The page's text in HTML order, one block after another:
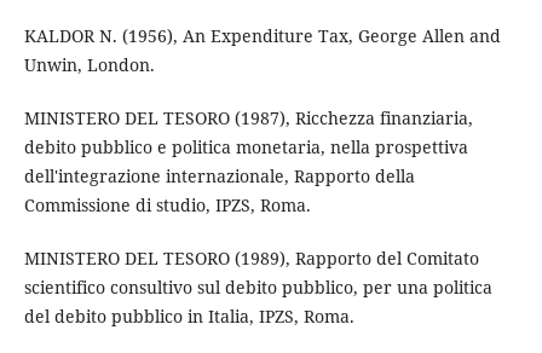
KALDOR N. (1956), An Expenditure Tax, George Allen and
Unwin, London.
MINISTERO DEL TESORO (1987), Ricchezza finanziaria,
debito pubblico e politica monetaria, nella prospettiva
dell'integrazione internazionale, Rapporto della
Commissione di studio, IPZS, Roma.
MINISTERO DEL TESORO (1989), Rapporto del Comitato
scientifico consultivo sul debito pubblico, per una politica
del debito pubblico in Italia, IPZS, Roma.